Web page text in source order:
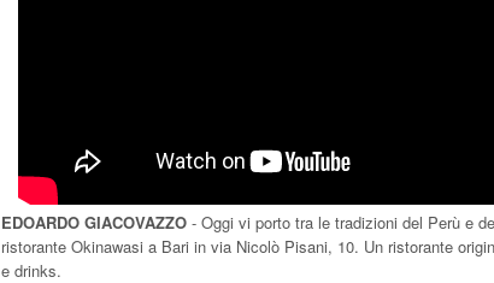
EDOARDO GIACOVAZZO - Oggi vi porto tra le tradizioni del Perù e
ristorante Okinawasi a Bari in via Nicolò Pisani, 10. Un ristorante
e drinks.